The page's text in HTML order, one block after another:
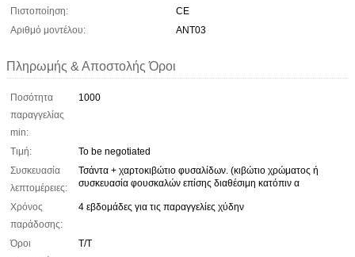
Πιστοποίηση:
CE
Αριθμό μοντέλου:
ANT03
Πληρωμής & Αποστολής Όροι
Ποσότητα
παραγγελίας
min:
1000
Τιμή:
To be negotiated
Συσκευασία
λεπτομέρειες:
Τσάντα + χαρτοκιβώτιο φυσαλίδων. (κιβώτιο χρώματος ή
συσκευασία φουσκαλών επίσης διαθέσιμη κατόπιν α
Χρόνος
παράδοσης:
4 εβδομάδες για τις παραγγελίες χύδην
Όροι
Τ/Τ